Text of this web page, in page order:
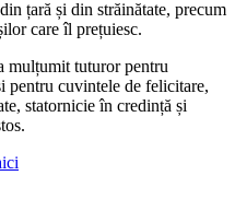
țară și din străinătate, precum
care îl prețuiesc.
tuturor pentru
pentru cuvintele de felicitare,
statornicie în credință și